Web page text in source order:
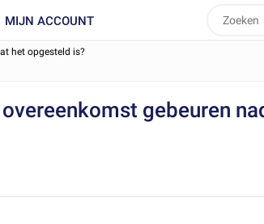
MIJN ACCOUNT
het opgesteld is?
gebeuren